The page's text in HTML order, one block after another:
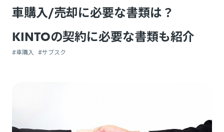
車購入/売却に必要な書類は？
KINTOの契約に必要な書類も紹介
#車購入 #サブスク